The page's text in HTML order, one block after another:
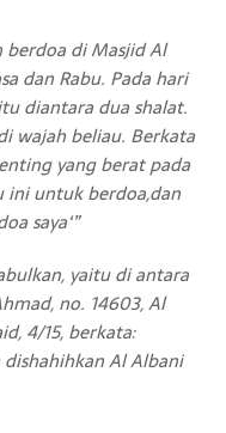
berdoa di Masjid Al
dan Rabu. Pada hari
diantara dua shalat.
wajah beliau. Berkata
yang berat pada
ini untuk berdoa,dan
saya‘”
yaitu di antara
no. 14603, Al
4/15, berkata:
dishahihkan Al Albani